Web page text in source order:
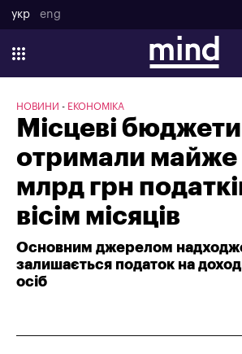
укр eng
НОВИНИ ЕКОНОМІКА
Місцеві бюджети
отримали майже
млрд грн
вісім місяців
Основним джерелом
залишається податок на
осіб